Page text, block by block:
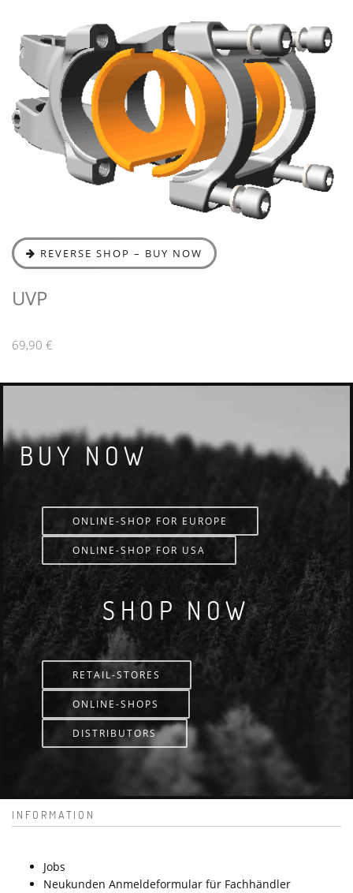
REVERSE SHOP – BUY NOW
UVP
69,90 €
BUY NOW
ONLINE-SHOP FOR EUROPE
ONLINE-SHOP FOR USA
SHOP NOW
RETAIL-STORES
ONLINE-SHOPS
DISTRIBUTORS
INFORMATION
Jobs
Neukunden Anmeldeformular für Fachhändler